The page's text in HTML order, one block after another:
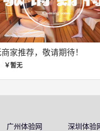
暂无商家推荐，
广州体验网 深圳体验